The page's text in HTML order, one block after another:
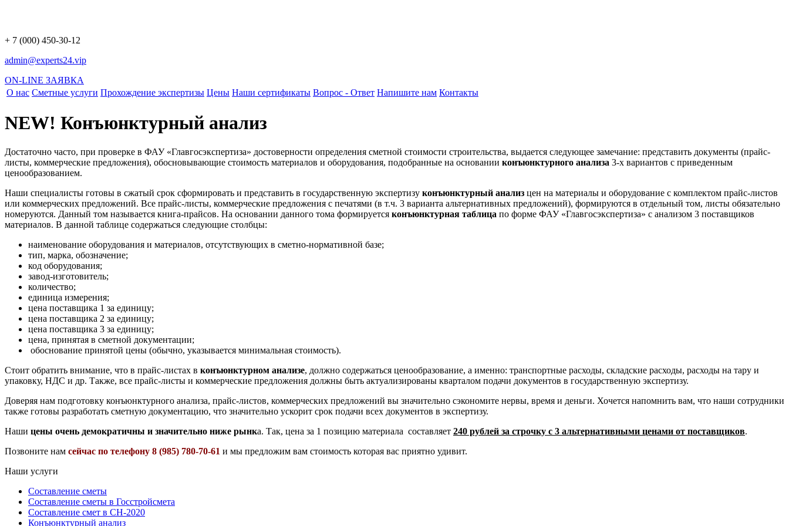
+ 7 (000) 450-30-12
admin@experts24.vip
ON-LINE ЗАЯВКА
О нас Сметные услуги Прохождение экспертизы Цены Наши сертификаты Вопрос - Ответ Напишите нам Контакты
NEW! Конъюнктурный анализ
Достаточно часто, при проверке в ФАУ «Главгосэкспертиза» достоверности определения сметной стоимости строительства, выдается следующее замечание: представить документы (прайс-
листы, коммерческие предложения), обосновывающие стоимость материалов и оборудования, подобранные на основании конъюнктурного анализа 3-х вариантов с приведенным
ценообразованием.
Наши специалисты готовы в сжатый срок сформировать и представить в государственную экспертизу конъюнктурный анализ цен на материалы и оборудование с комплектом прайс-листов
или коммерческих предложений. Все прайс-листы, коммерческие предложения с печатями (в т.ч. 3 варианта альтернативных предложений), формируются в отдельный том, листы обязательно
номеруются. Данный том называется книга-прайсов. На основании данного тома формируется конъюнктурная таблица по форме ФАУ «Главгосэкспертиза» с анализом 3 поставщиков
материалов. В данной таблице содержаться следующие столбцы:
наименование оборудования и материалов, отсутствующих в сметно-нормативной базе;
тип, марка, обозначение;
код оборудования;
завод-изготовитель;
количество;
единица измерения;
цена поставщика 1 за единицу;
цена поставщика 2 за единицу;
цена поставщика 3 за единицу;
цена, принятая в сметной документации;
обоснование принятой цены (обычно, указывается минимальная стоимость).
Стоит обратить внимание, что в прайс-листах в конъюнктурном анализе, должно содержаться ценообразование, а именно: транспортные расходы, складские расходы, расходы на тару и
упаковку, НДС и др. Также, все прайс-листы и коммерческие предложения должны быть актуализированы кварталом подачи документов в государственную экспертизу.
Доверяя нам подготовку конъюнктурного анализа, прайс-листов, коммерческих предложений вы значительно сэкономите нервы, время и деньги. Хочется напомнить вам, что наши сотрудники
также готовы разработать сметную документацию, что значительно ускорит срок подачи всех документов в экспертизу.
Наши цены очень демократичны и значительно ниже рынка. Так, цена за 1 позицию материала составляет 240 рублей за строчку с 3 альтернативными ценами от поставщиков.
Позвоните нам сейчас по телефону 8 (985) 780-70-61 и мы предложим вам стоимость которая вас приятно удивит.
Наши услуги
Составление сметы
Составление сметы в Госстройсмета
Составление смет в СН-2020
Конъюнктурный анализ